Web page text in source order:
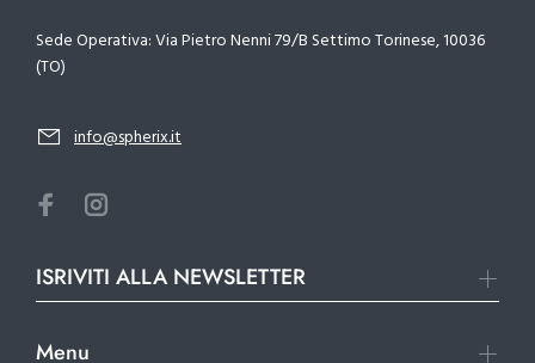
Sede Operativa: Via Pietro Nenni 79/B Settimo Torinese, 10036
(TO)
info@spherix.it
ISRIVITI ALLA NEWSLETTER
Menu